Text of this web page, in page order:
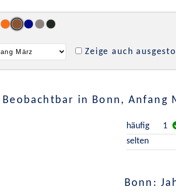
Zeige auch
Beobachtbar in Bonn, Anfang
häufig
1
selten
Bonn: